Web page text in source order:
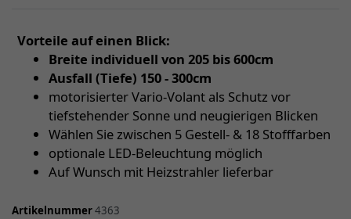
Vorteile auf einen Blick:
Breite individuell von 205 bis 600cm
Ausfall (Tiefe) 150 - 300cm
motorisierter Vario-Volant als Schutz vor
tiefstehender Sonne und neugierigen Blicken
Wählen Sie zwischen 5 Gestell- & 18 Stofffarben
optionale LED-Beleuchtung möglich
Auf Wunsch mit Heizstrahler lieferbar
Artikelnummer4363